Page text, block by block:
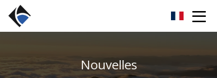
Nouvelles